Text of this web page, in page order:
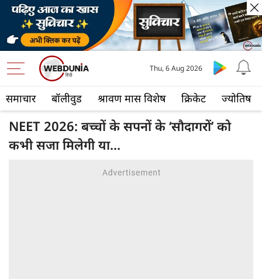
समाचार बॉलीवुड श्रावण मास विशेष क्रिकेट ज्योतिष
Thu, 6 Aug 2026
NEET 2026: बच्चों के सपनों के ‘सौदागरों’ को
कभी सजा मिलेगी या...